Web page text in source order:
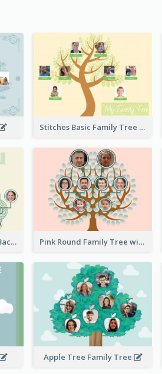
Stitches Basic Family Tree
Multi Family Tree with Background Pink Round Family Tree with Background
Apple Tree Family Tree